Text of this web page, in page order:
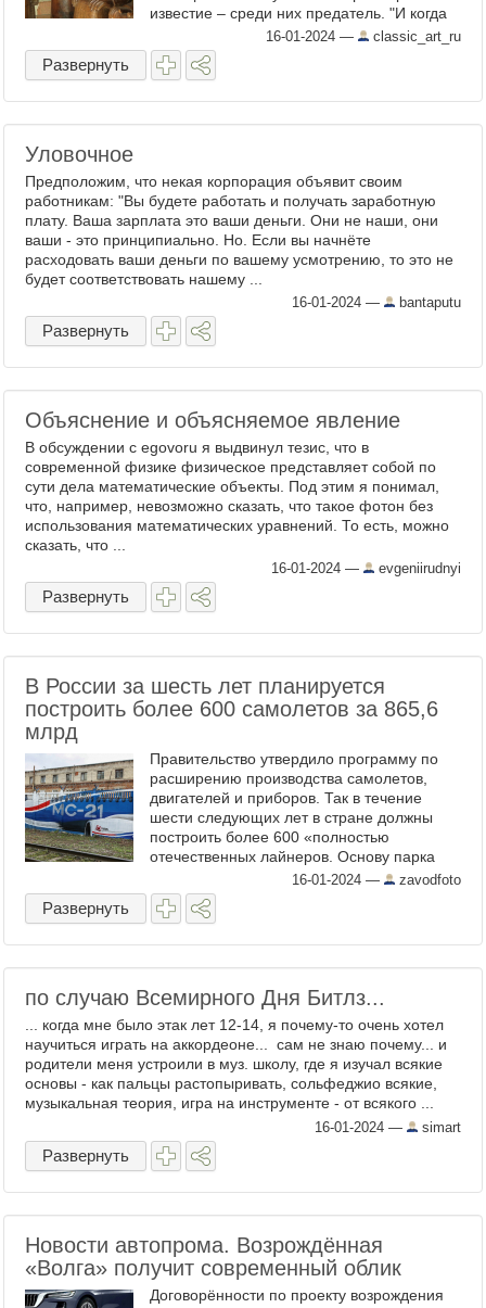
известие – среди них предатель. "И когда
они ели, сказал: Истинно, истинно говорю
вам, что один из ...
16-01-2024 — classic_art_ru
Развернуть
Уловочное
Предположим, что некая корпорация объявит своим
работникам: "Вы будете работать и получать заработную
плату. Ваша зарплата это ваши деньги. Они не наши, они
ваши - это принципиально. Но. Если вы начнëте
расходовать ваши деньги по вашему усмотрению, то это не
будет соответствовать нашему ...
16-01-2024 — bantaputu
Развернуть
Объяснение и объясняемое явление
В обсуждении с egovoru я выдвинул тезис, что в
современной физике физическое представляет собой по
сути дела математические объекты. Под этим я понимал,
что, например, невозможно сказать, что такое фотон без
использования математических уравнений. То есть, можно
сказать, что ...
16-01-2024 — evgeniirudnyi
Развернуть
В России за шесть лет планируется
построить более 600 самолетов за 865,6
млрд
Правительство утвердило программу по
расширению производства самолетов,
двигателей и приборов. Так в течение
шести следующих лет в стране должны
построить более 600 «полностью
отечественных лайнеров. Основу парка
российских авиакомпаний составят
"Суперджеты" и флагманские МС-21, эту ...
16-01-2024 — zavodfoto
Развернуть
по случаю Всемирного Дня Битлз...
... когда мне было этак лет 12-14, я почему-то очень хотел
научиться играть на аккордеоне... сам не знаю почему... и
родители меня устроили в муз. школу, где я изучал всякие
основы - как пальцы растопыривать, сольфеджио всякие,
музыкальная теория, игра на инструменте - от всякого ...
16-01-2024 — simart
Развернуть
Новости автопрома. Возрождённая
«Волга» получит современный облик
Договорённости по проекту возрождения